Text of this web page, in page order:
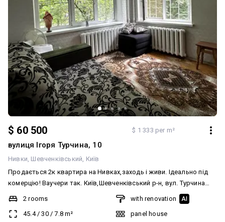
$ 60 500 $ 1 333 per m²
вулиця Ігоря Турчина, 10
Нивки Шевченківський Київ
Продається 2к квартира на Нивках,заходь і живи. Ідеально під
комерцію! Ваучери так. Київ,Шевченківський р-н, вул. Турчина
Ігоря, буд.10. Район Нивки/Сирець/Виноградарь/Святошино Без
комісії від продавця. Номер телефону 0993054036 Анна
Додаткові фото скину в особисті Загальна площа - 45,4 кв.м.
2 rooms
45.4/30/7.8m²
with renovation AI
panel house